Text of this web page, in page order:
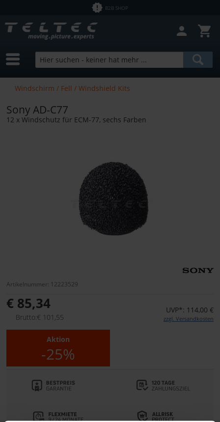
B2B SHOP
Windschirm / Fell / Windshield Kits
Sony AD-C77
12 x Windschutz für ECM-77, sechs Farben
Artikelnummer: 12223529
€ 85,34
Brutto:€ 101,55
UVP*: 114,00 €
zzgl. Versandkosten
Aktion
-25%